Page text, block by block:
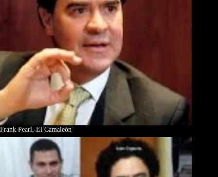
Frank Pearl, El Camaleón